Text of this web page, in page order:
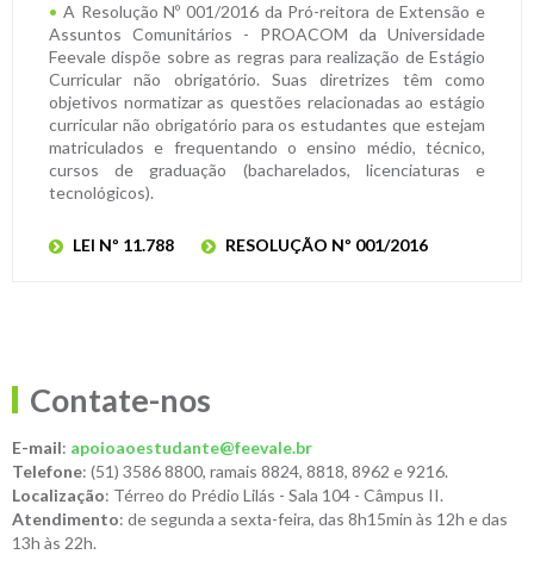
A Resolução Nº 001/2016 da Pró-reitora de Extensão e
Assuntos Comunitários - PROACOM da Universidade
Feevale dispõe sobre as regras para realização de Estágio
Curricular não obrigatório. Suas diretrizes têm como
objetivos normatizar as questões relacionadas ao estágio
curricular não obrigatório para os estudantes que estejam
matriculados e frequentando o ensino médio, técnico,
cursos de graduação (bacharelados, licenciaturas e
tecnológicos).
LEI Nº 11.788 RESOLUÇÃO Nº 001/2016
Contate-nos
E-mail: apoioaoestudante@feevale.br
Telefone: (51) 3586 8800, ramais 8824, 8818, 8962 e 9216.
Localização: Térreo do Prédio Lilás - Sala 104 - Câmpus II.
Atendimento: de segunda a sexta-feira, das 8h15min às 12h e das
13h às 22h.